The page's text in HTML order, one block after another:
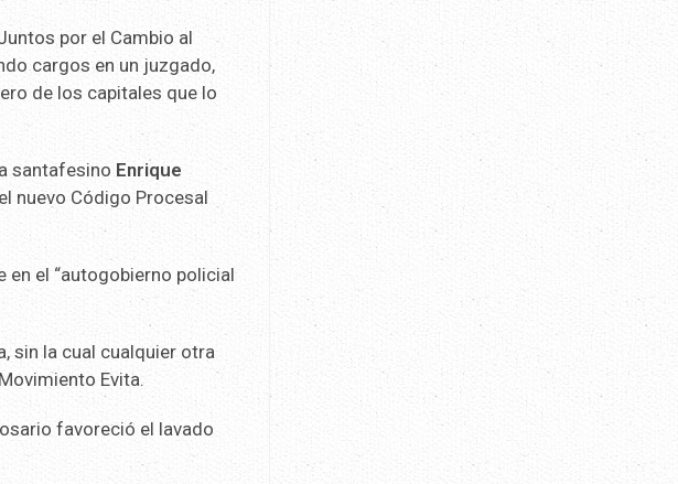
por el Cambio al
cargos en un juzgado,
de los capitales que lo
santafesino Enrique
nuevo Código Procesal
en el “autogobierno policial
sin la cual cualquier otra
Evita.
favoreció el lavado